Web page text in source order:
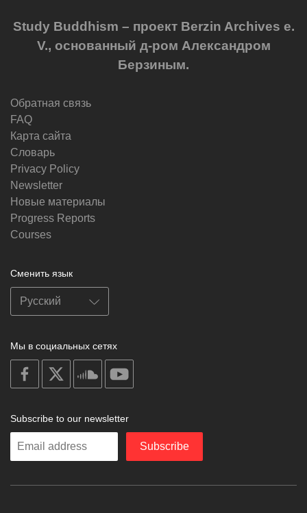
Study Buddhism – проект Berzin Archives e.
V., основанный д-ром Александром
Берзиным.
Обратная связь
FAQ
Карта сайта
Словарь
Privacy Policy
Newsletter
Новые материалы
Progress Reports
Courses
Сменить язык
Мы в социальных сетях
on
facebook
soundcloud
Subscribe to our newsletter
Enter
Subscribe